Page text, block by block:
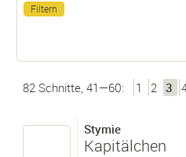
82 Schnitte, 41—60: 1 2 3
Stymie
Kapitälchen